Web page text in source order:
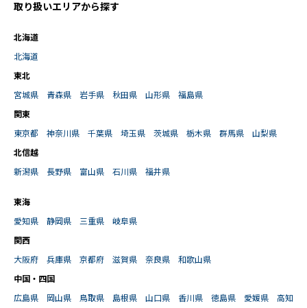
取り扱いエリアから探す
北海道
北海道
東北
宮城県
青森県 岩手県 秋田県 山形県
福島県
関東
東京都
神奈川県 千葉県 埼玉県 茨城県 栃木県 群馬県
山梨県
北信越
新潟県
長野県 富山県 石川県 福井県
東海
愛知県
静岡県 三重県
岐阜県
関西
大阪府
兵庫県 京都府 滋賀県 奈良県
和歌山県
中国・四国
広島県
岡山県 鳥取県 島根県 山口県 香川県 徳島県 愛媛県 高知